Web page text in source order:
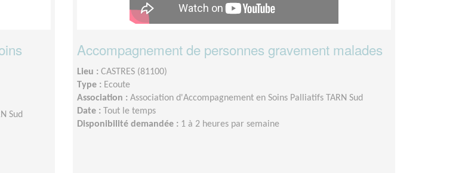
Sud
Accompagnement de personnes gravement malades
Lieu : CASTRES (81100)
Type : Ecoute
Association : Association d'Accompagnement en Soins Palliatifs TARN Sud
Date :
Tout le temps
Disponibilité demandée : 1 à 2 heures par semaine